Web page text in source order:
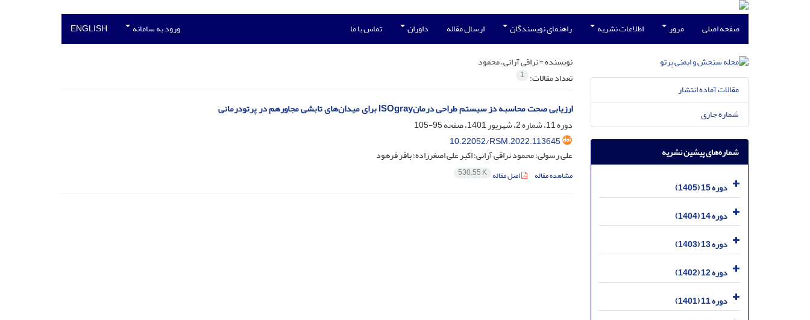
صفحه اصلی مرور اطلاعات نشریه راهنمای نویسندگان ارسال مقاله داوران تماس با ما ورود به سامانه ENGLISH
نویسنده =نراقی آرانی، محمود
تعداد مقالات: 1
ارزیابی صحت محاسبه دز سیستم طراحی درمانISOgray برای میدان‌های تابشی مجاورهم در پرتودرمانی
دوره 11، شماره 2، شهریور 1401، صفحه
95-105
10.22052/RSM.2022.113645
علی رسولی؛ محمود نراقی آرانی؛ اکبر علی اصغرزاده؛ باقر فرهود
مشاهده مقاله اصل مقاله 530.55 K
مقالات آماده انتشار
شماره جاری
شماره‌های پیشین نشریه
دوره 15 (1405)
دوره 14 (1404)
دوره 13 (1403)
دوره 12 (1402)
دوره 11 (1401)